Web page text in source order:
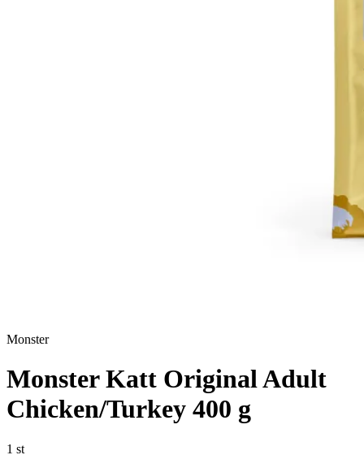
Monster
Monster Katt Original Adult
Chicken/Turkey 400 g
1 st